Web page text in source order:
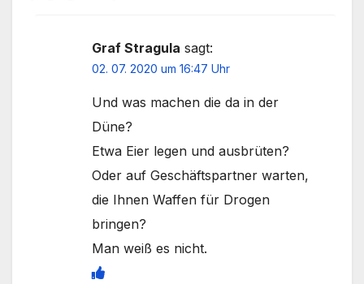
Graf Stragula sagt:
02. 07. 2020 um 16:47 Uhr
Und was machen die da in der
Düne?
Etwa Eier legen und ausbrüten?
Oder auf Geschäftspartner warten,
die Ihnen Waffen für Drogen
bringen?
Man weiß es nicht.